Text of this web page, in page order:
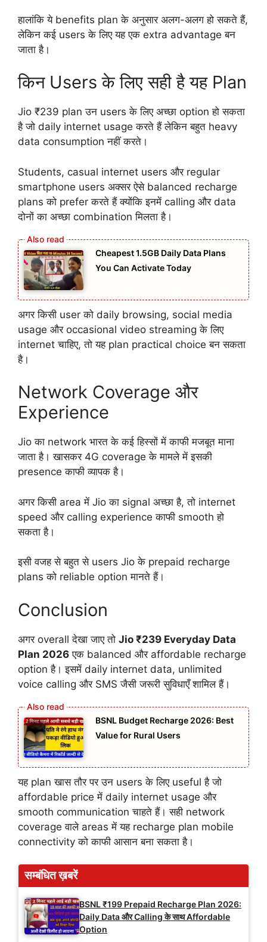
हालांकि ये benefits plan के अनुसार अलग-अलग हो सकते हैं,
लेकिन कई users के लिए यह एक extra advantage बन
जाता है।
किन Users के लिए सही है यह Plan
Jio ₹239 plan उन users के लिए अच्छा option हो सकता
है जो daily internet usage करते हैं लेकिन बहुत heavy
data consumption नहीं करते।
Students, casual internet users और regular
smartphone users अक्सर ऐसे balanced recharge
plans को prefer करते हैं क्योंकि इनमें calling और data
दोनों का अच्छा combination मिलता है।
Cheapest 1.5GB Daily Data Plans
You Can Activate Today
अगर किसी user को daily browsing, social media
usage और occasional video streaming के लिए
internet चाहिए, तो यह plan practical choice बन सकता
है।
Network Coverage और
Experience
Jio का network भारत के कई हिस्सों में काफी मजबूत माना
जाता है। खासकर 4G coverage के मामले में इसकी
presence काफी व्यापक है।
अगर किसी area में Jio का signal अच्छा है, तो internet
speed और calling experience काफी smooth हो
सकता है।
इसी वजह से बहुत से users Jio के prepaid recharge
plans को reliable option मानते हैं।
Conclusion
अगर overall देखा जाए तो Jio ₹239 Everyday Data
Plan 2026 एक balanced और affordable recharge
option है। इसमें daily internet data, unlimited
voice calling और SMS जैसी जरूरी सुविधाएँ शामिल हैं।
BSNL Budget Recharge 2026: Best
Value for Rural Users
यह plan खास तौर पर उन users के लिए useful है जो
affordable price में daily internet usage और
smooth communication चाहते हैं। सही network
coverage वाले areas में यह recharge plan mobile
connectivity को काफी आसान बना सकता है।
सम्बंधित ख़बरें
BSNL ₹199 Prepaid Recharge Plan 2026:
Daily Data और Calling के साथ Affordable
Option